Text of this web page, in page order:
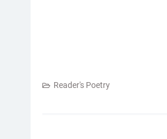
Reader's Poetry